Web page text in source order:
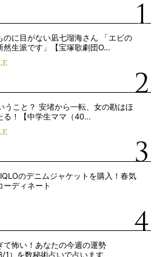
のに目がない凪七瑠海さん 「エビの
然生派です」【宝塚歌劇団O…
うこと？ 安堵から一転、女の勘はほ
る！【中学生ママ（40…
のデニムジャケットを購入！春気
ーディネート
て怖い！あなたの今週の運勢
1）を数秘術占いで占います